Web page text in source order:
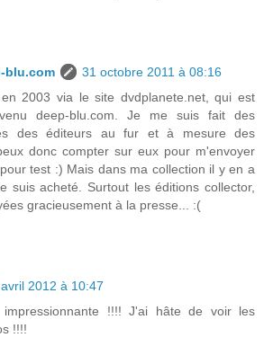
blu.com
31 octobre 2011 à 08:16
2003 via le site dvdplanete.net, qui est
deep-blu.com. Je me suis fait des
des éditeurs au fur et à mesure des
donc compter sur eux pour m'envoyer
test :) Mais dans ma collection il y en a
suis acheté. Surtout les éditions collector,
gracieusement à la presse... :(
2012 à 10:47
impressionnante !!!! J'ai hâte de voir les
!!!!